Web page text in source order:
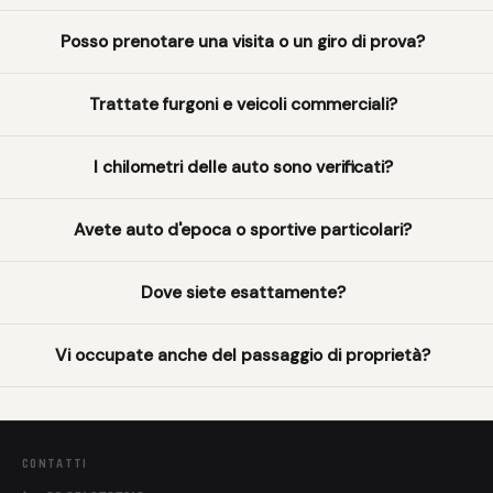
Posso prenotare una visita o un giro di prova?
Trattate furgoni e veicoli commerciali?
I chilometri delle auto sono verificati?
Avete auto d'epoca o sportive particolari?
Dove siete esattamente?
Vi occupate anche del passaggio di proprietà?
CONTATTI